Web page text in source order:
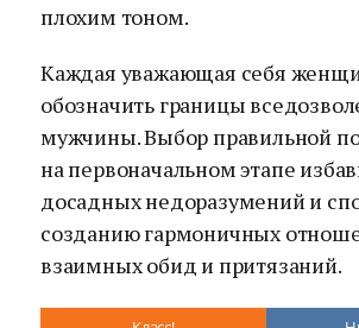
плохим тоном.
Каждая уважающая себя
обозначить границы
мужчины. Выбор правильной
на первоначальном этапе
досадных недоразумений и
созданию гармоничных
взаимных обид и притязаний.